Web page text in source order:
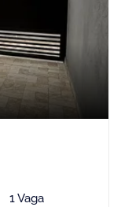
1 Vaga